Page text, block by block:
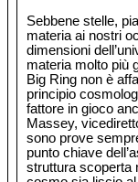
Sebbene stelle,
materia ai nostri
dimensioni
materia molto più
Big Ring non è
principio
fattore in gioco
Massey,
sono prove
punto chiave
struttura scoperta